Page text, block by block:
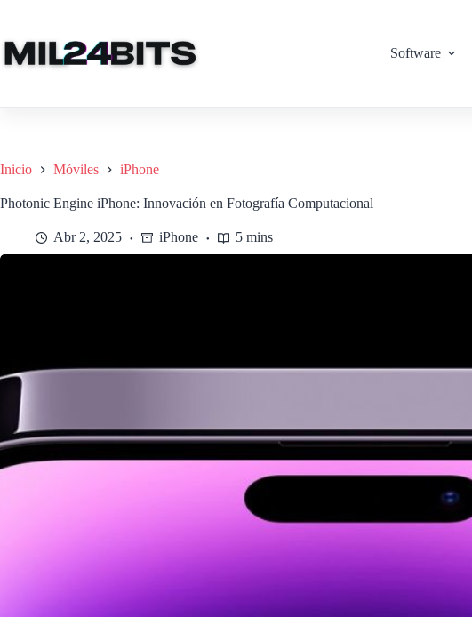
contenido
Software
Inicio Móviles iPhone
Photonic Engine iPhone: Innovación en Fotografía Computacional
Abr 2, 2025 iPhone 5 mins